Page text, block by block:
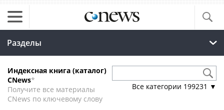
Разделы
Индексная книга (каталог)
CNews*
Получите все материалы
CNews по ключевому слову
Все категории 199231 ▼